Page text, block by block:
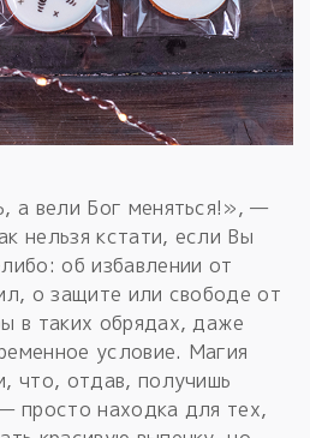
а вели Бог меняться!», —
нельзя кстати, если Вы
об избавлении от
о защите или свободе от
в таких обрядах, даже
условие. Магия
что, отдав, получишь
просто находка для тех,